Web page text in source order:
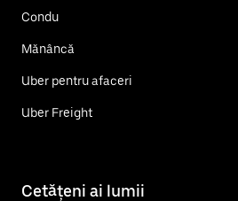
Condu
Mănâncă
Uber pentru afaceri
Uber Freight
Cetățeni ai lumii